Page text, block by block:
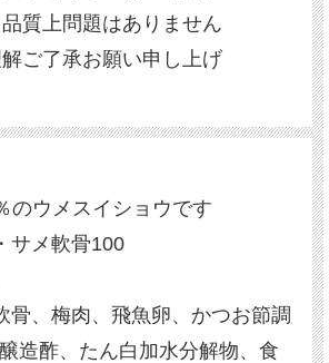
質上問題はありません
ご了承お願い申し上げ
のウメスイショウです
サメ軟骨100
骨、梅肉、飛魚卵、かつお節調
造酢、たん白加水分解物、食